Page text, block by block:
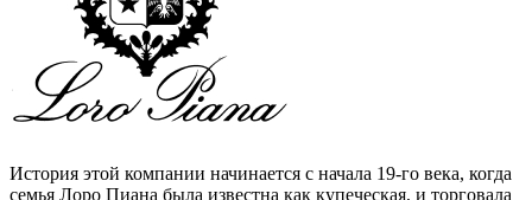
История этой компании начинается с начала 19-го века, когда
семья Лоро Пиана была известна как купеческая, и торговала